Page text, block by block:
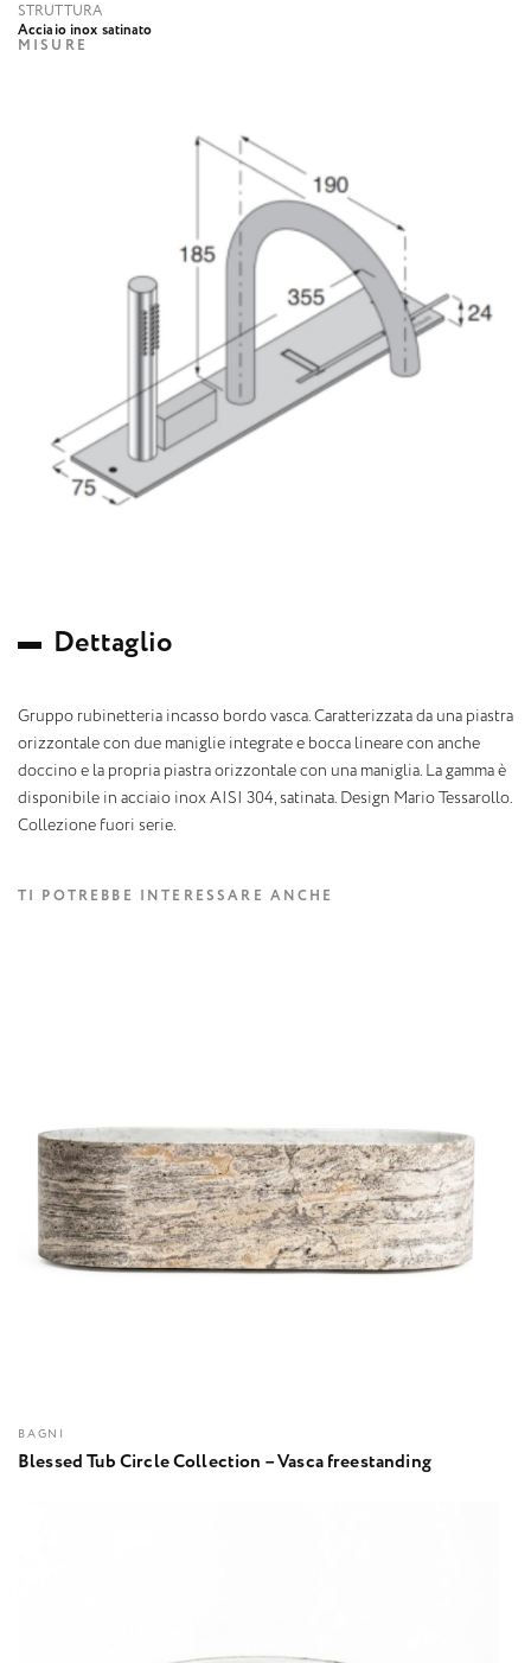
STRUTTURA
Acciaio inox satinato
MISURE
Dettaglio
Gruppo rubinetteria incasso bordo vasca. Caratterizzata da una piastra
orizzontale con due maniglie integrate e bocca lineare con anche
doccino e la propria piastra orizzontale con una maniglia. La gamma è
disponibile in acciaio inox AISI 304, satinata. Design Mario Tessarollo.
Collezione fuori serie.
TI POTREBBE INTERESSARE ANCHE
BAGNI
Blessed Tub Circle Collection – Vasca freestanding